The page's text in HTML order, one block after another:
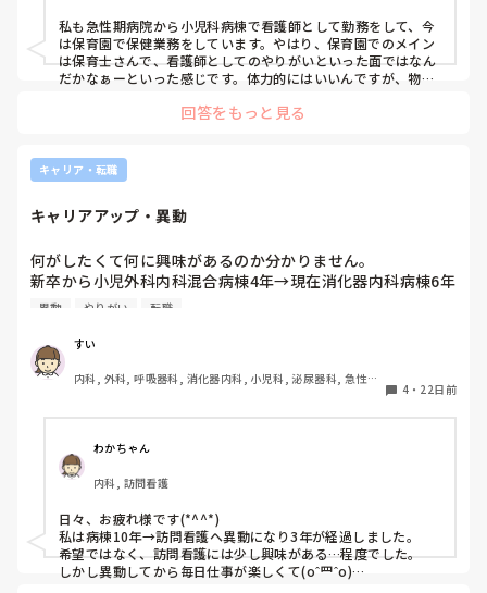
私も急性期病院から小児科病棟で看護師として勤務をして、今
は保育園で保健業務をしています。やはり、保育園でのメイン
は保育士さんで、看護師としてのやりがいといった面ではなん
だかなぁーといった感じです。体力的にはいいんですが、物足
どもが成長したら、病院に戻りたいとも思いますが、育児を考
回答をもっと見る
キャリア・転職
キャリアアップ・異動
何がしたくて何に興味があるのか分かりません。
新卒から小児外科内科混合病棟4年→現在消化器内科病棟6年
目。
6年いるので、できないことはないくらい一通り経験できま
した。
このまま今の病棟に居続けるのも…と思う反面かと言って異
同じような方や、おすすめの異動先はありますか？
異動 やりがい 転職
すい
内科, 外科, 呼吸器科, 消化器内科, 小児科, 泌尿器科, 急性期,
4・ 22日前
わかちゃん
内科, 訪問看護
日々、お疲れ様です(*^^*)
私は病棟10年→訪問看護へ異動になり3年が経過しました。
希望ではなく、訪問看護には少し興味がある…程度でした。
しかし異動してから毎日仕事が楽しくて(oˆ罒ˆo)